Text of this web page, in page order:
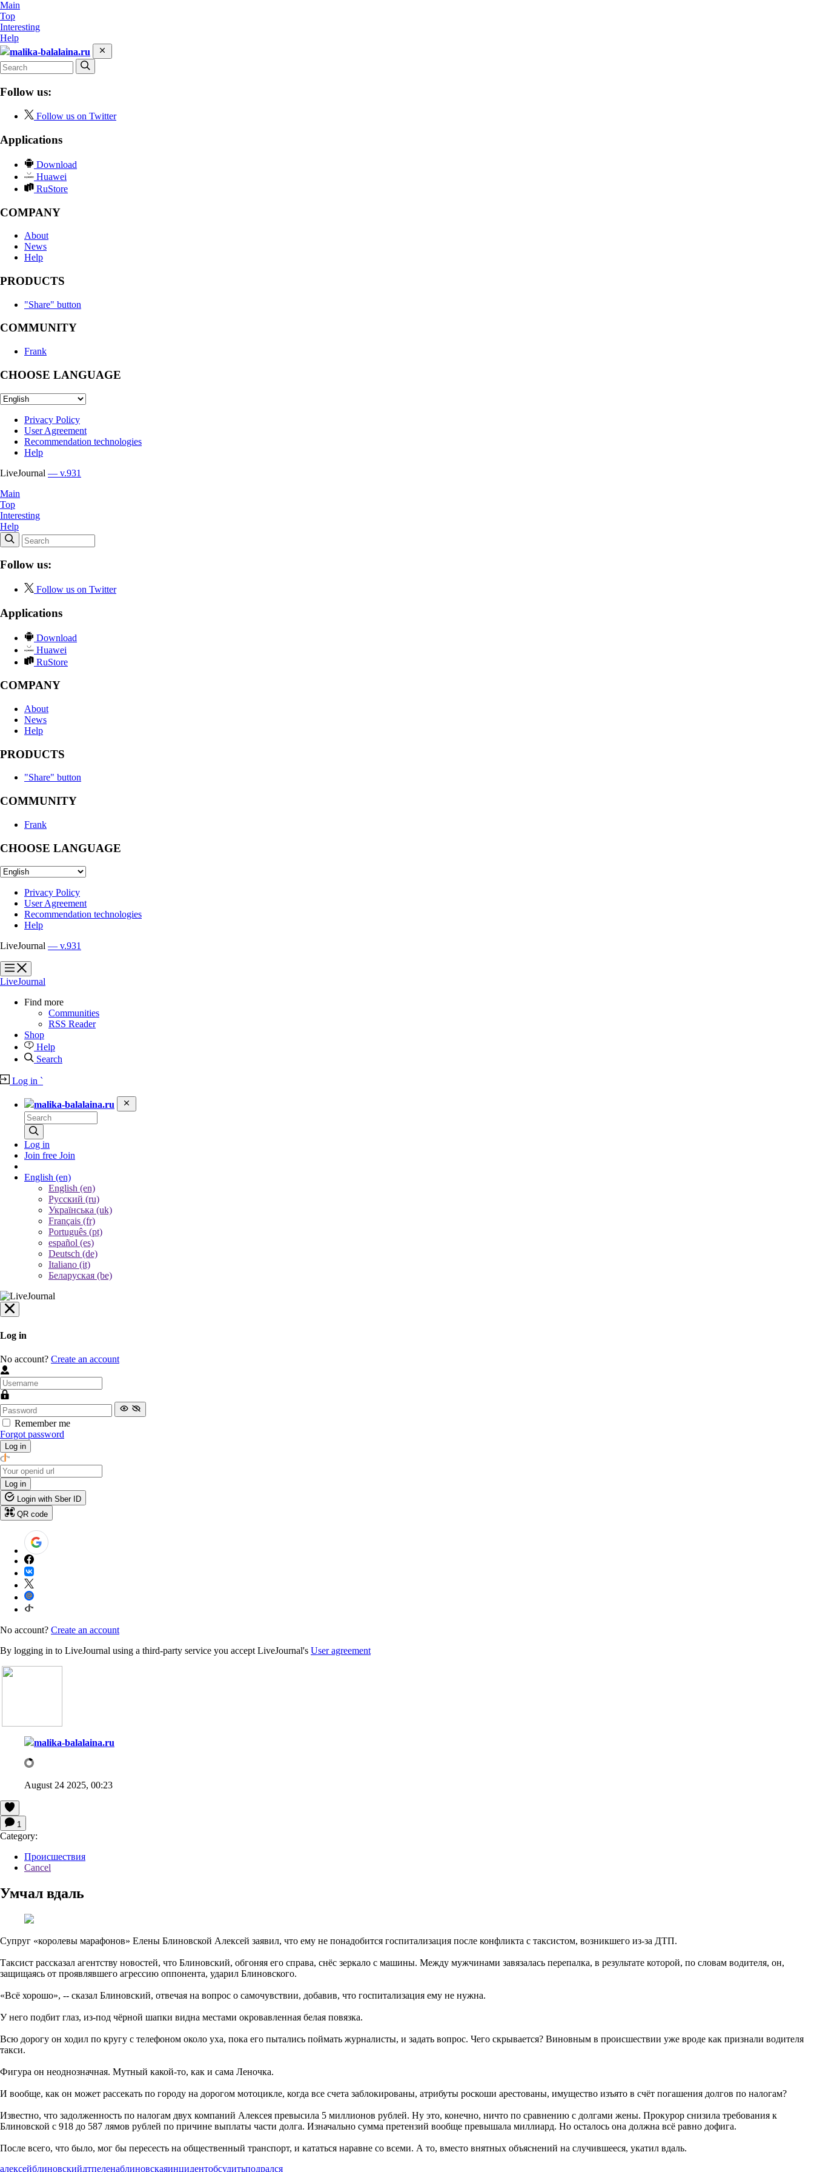
Main
Top
Interesting
Help
malika-balalaina.ru
Follow us:
Follow us on Twitter
Applications
Download
Huawei
RuStore
COMPANY
About
News
Help
PRODUCTS
"Share" button
COMMUNITY
Frank
CHOOSE LANGUAGE
Privacy Policy
User Agreement
Recommendation technologies
Help
LiveJournal — v.931
Main
Top
Interesting
Help
Follow us:
Follow us on Twitter
Applications
Download
Huawei
RuStore
COMPANY
About
News
Help
PRODUCTS
"Share" button
COMMUNITY
Frank
CHOOSE LANGUAGE
Privacy Policy
User Agreement
Recommendation technologies
Help
LiveJournal — v.931
?
?
LiveJournal
Find more
Communities
RSS Reader
Shop
Help
Search
Log in `
malika-balalaina.ru
Log in
Join free Join
English (en)
English (en)
Русский (ru)
Українська (uk)
Français (fr)
Português (pt)
español (es)
Deutsch (de)
Italiano (it)
Беларуская (be)
Log in
No account? Create an account
Remember me
Forgot password
Log in
Log in
Login with Sber ID
QR code
No account? Create an account
By logging in to LiveJournal using a third-party service you accept LiveJournal's User agreement
malika-balalaina.ru
August 24 2025, 00:23
1
Category:
Происшествия
Cancel
Умчал вдаль
Супруг «королевы марафонов» Елены Блиновской Алексей заявил, что ему не понадобится госпитализация после конфликта с таксистом, возникшего из-за ДТП.
Таксист рассказал агентству новостей, что Блиновский, обгоняя его справа, снёс зеркало с машины. Между мужчинами завязалась перепалка, в результате которой, по словам водителя, он,
защищаясь от проявлявшего агрессию оппонента, ударил Блиновского.
«Всё хорошо», -- сказал Блиновский, отвечая на вопрос о самочувствии, добавив, что госпитализация ему не нужна.
У него подбит глаз, из-под чёрной шапки видна местами окровавленная белая повязка.
Всю дорогу он ходил по кругу с телефоном около уха, пока его пытались поймать журналисты, и задать вопрос. Чего скрывается? Виновным в происшествии уже вроде как признали водителя
такси.
Фигура он неоднозначная. Мутный какой-то, как и сама Леночка.
И вообще, как он может рассекать по городу на дорогом мотоцикле, когда все счета заблокированы, атрибуты роскоши арестованы, имущество изъято в счёт погашения долгов по налогам?
Известно, что задолженность по налогам двух компаний Алексея превысила 5 миллионов рублей. Ну это, конечно, ничто по сравнению с долгами жены. Прокурор снизила требования к
Блиновской с 918 до 587 лямов рублей по причине выплаты части долга. Изначально сумма претензий вообще превышала миллиард. Но осталось она должна всё равно дофига.
После всего, что было, мог бы пересесть на общественный транспорт, и кататься наравне со всеми. А то, вместо внятных объяснений на случившееся, укатил вдаль.
алексейблиновскийдтпеленаблиновскаяинцидентобсудитьподрался